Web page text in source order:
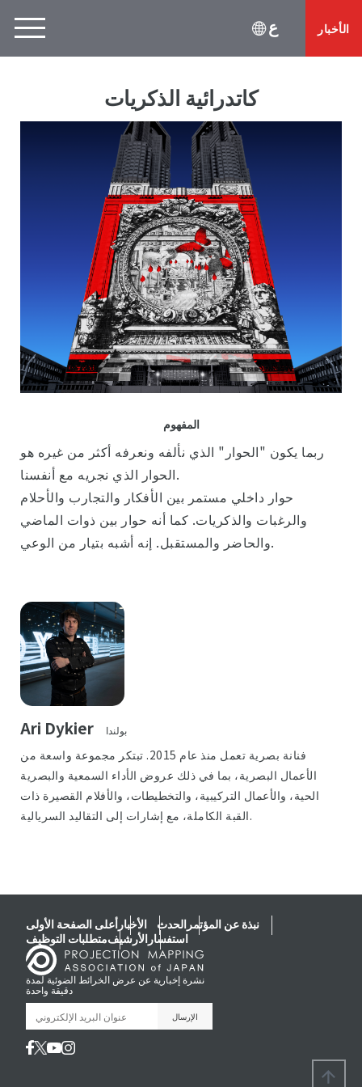
ع الأخبار
كاتدرائية الذكريات
المفهوم
ربما يكون "الحوار" الذي نألفه ونعرفه أكثر من غيره هو
الحوار الذي نجريه مع أنفسنا.
حوار داخلي مستمر بين الأفكار والتجارب والأحلام
والرغبات والذكريات. كما أنه حوار بين ذوات الماضي
والحاضر والمستقبل. إنه أشبه بتيار من الوعي.
Ari Dykier بولندا
فنانة بصرية تعمل منذ عام 2015. تبتكر مجموعة واسعة من
الأعمال البصرية، بما في ذلك عروض الأداء السمعية والبصرية
الحية، والأعمال التركيبية، والتخطيطات، والأفلام القصيرة ذات
القبة الكاملة، مع إشارات إلى التقاليد السريالية.
أعلى الصفحة الأولى الأخبار الحدث نبذة عن المؤتمر
متطلبات التوظيفالأرشيف استفسار
نشرة إخبارية عن عرض الخرائط الضوئية لمدة
دقيقة واحدة